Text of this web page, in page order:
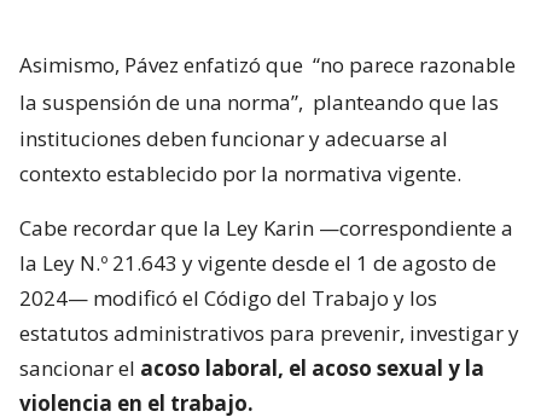
Asimismo, Pávez enfatizó que “no parece razonable
la suspensión de una norma”, planteando que las
instituciones deben funcionar y adecuarse al
contexto establecido por la normativa vigente.
Cabe recordar que la Ley Karin —correspondiente a
la Ley N.º 21.643 y vigente desde el 1 de agosto de
2024— modificó el Código del Trabajo y los
estatutos administrativos para prevenir, investigar y
sancionar el acoso laboral, el acoso sexual y la
violencia en el trabajo.